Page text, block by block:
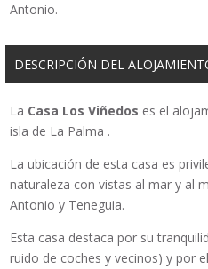
Antonio.
DESCRIPCIÓN DEL
La Casa Los Viñedos es el
isla de La Palma .
La ubicación de esta casa es
naturaleza con vistas al mar y al
Antonio y Teneguia.
Esta casa destaca por su
ruido de coches y vecinos) y por